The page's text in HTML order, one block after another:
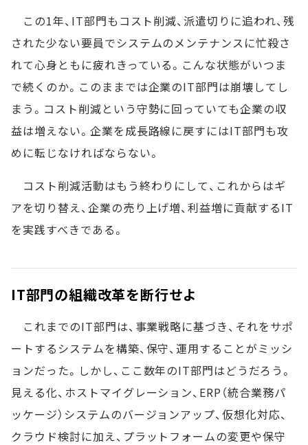
この1年、IT部門もコスト削減、派遣切りに追われ、残
された少ない要員でシステムのメンテナンスに忙殺さ
れて心身ともに疲れきっている。こんな状態がいつま
で続くのか。このままでは企業のIT部門は崩壊してし
まう。コスト削減という守勢に回っていても企業の収
益は増えない。企業を成長路線に戻すにはIT部門も攻
めに転じなければならない。
コスト削減活動はもう終わりにして、これからはギ
アを切り替え、企業の売り上げ増、利益増に貢献するIT
を実践すべきである。
IT部門の組織改革を断行せよ
これまでのIT部門は、事業戦略に基づき、それをサポ
ートするシステムを構築、保守、運用することがミッシ
ョンだった。しかし、ここ数年のIT部門はどうだろう。
見える化、ホストマイグレーション、ERP（統合業務パ
ッケージ）システムのバージョンアップ、仮想化対応、
クラウド検討に加え、プラットフォームの変更や保守